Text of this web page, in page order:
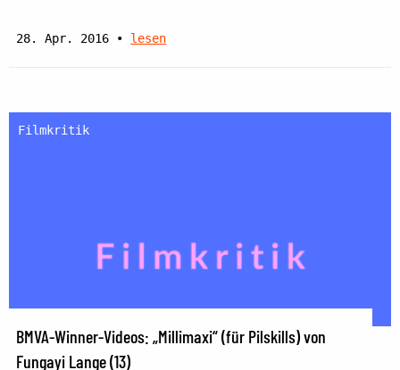
28. Apr. 2016 • lesen
Filmkritik
BMVA-Winner-Videos: „Millimaxi“ (für Pilskills) von
Fungayi Lange (13)